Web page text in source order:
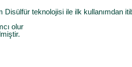
teknolojisi ile ilk kullanımdan
olur